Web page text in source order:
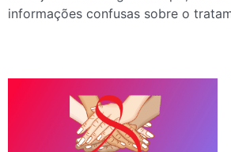
informações confusas sobre o